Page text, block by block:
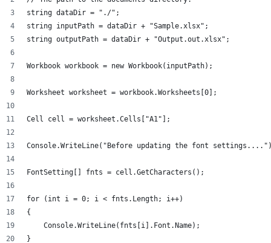
string dataDir = "./";
string inputPath = dataDir + "Sample.xlsx";
string outputPath = dataDir + "Output.out.xlsx";
Workbook workbook = new Workbook(inputPath);
Worksheet worksheet = workbook.Worksheets[0];
Cell cell = worksheet.Cells["A1"];
Console.WriteLine("Before updating the font
FontSetting[] fnts = cell.GetCharacters();
for (int i = 0; i < fnts.Length; i++)
{
    Console.WriteLine(fnts[i].Font.Name);
}